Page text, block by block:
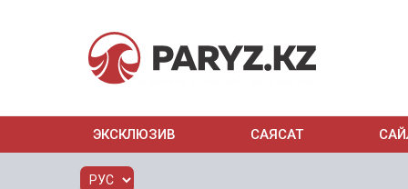
ЭКСКЛЮЗИВ САЯСАТ